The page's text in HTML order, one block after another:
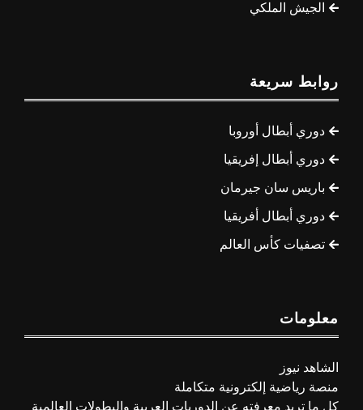
الجيش الملكي
روابط سريعة
دوري أبطال أوروبا
دوري أبطال إفريقيا
باريس سان جيرمان
دوري أبطال أفريقيا
تصفيات كأس العالم
معلومات
الشاهد نيوز
منصة رياضية إلكترونية متكاملة
كل ما تريد معرفته عن الدوريات العربية والبطولات العالمية